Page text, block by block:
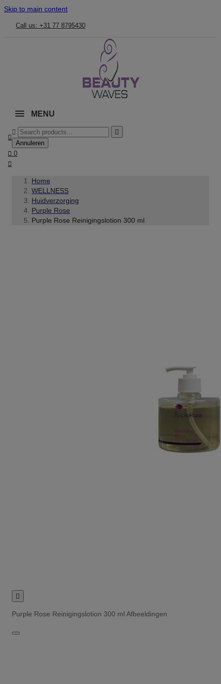
Skip to main content
Call us: +31 77 8795430
MENU



Annuleren
 0

Home
WELLNESS
Huidverzorging
Purple Rose
Purple Rose Reinigingslotion 300 ml

Purple Rose Reinigingslotion 300 ml Afbeeldingen